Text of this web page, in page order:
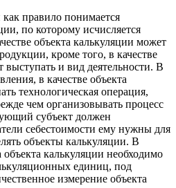
правило понимается
по которому исчисляется
объекта калькуляции может
кроме того, в качестве
выступать и вид деятельности. В
в качестве объекта
технологическая операция,
чем организовывать процесс
субъект должен
себестоимости ему нужны для
объекты калькуляции. В
калькуляции необходимо
единиц, под
измерение объекта